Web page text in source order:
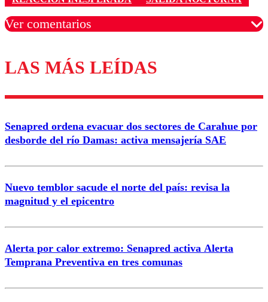
Ver comentarios
Los comentarios son moderados para garantizar un
diálogo respetuoso.
Correo
LAS MÁS LEÍDAS
Senapred ordena evacuar dos sectores de Carahue por
desborde del río Damas: activa mensajería SAE
Nuevo temblor sacude el norte del país: revisa la
magnitud y el epicentro
Alerta por calor extremo: Senapred activa Alerta
Temprana Preventiva en tres comunas